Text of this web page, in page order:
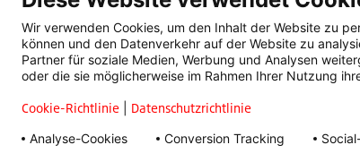
Wir verwenden Cookies, um den Inhalt der Website zu
können und den Datenverkehr auf der Website zu
Partner für soziale Medien, Werbung und Analysen
oder die sie möglicherweise im Rahmen Ihrer Nutzung
Cookie-Richtlinie
Datenschutzrichtlinie
Analyse-Cookies
Conversion Tracking